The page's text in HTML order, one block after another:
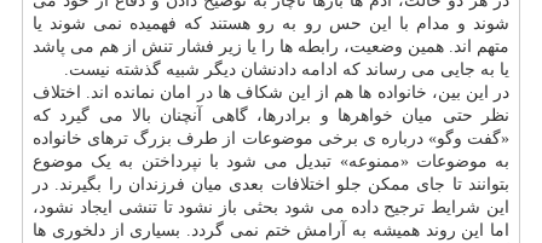
شوند و مدام با این حس رو به رو هستند که فهمیده نمی شوند یا
متهم اند. همین وضعیت، رابطه ها را یا زیر فشار تنش از هم می پاشد
یا به جایی می رساند که ادامه دادنشان دیگر شبیه گذشته نیست.
در این بین، خانواده ها هم از این شکاف ها در امان نمانده اند. اختلاف
نظر حتی میان خواهرها و برادرها، گاهی آنچنان بالا می گیرد که
«گفت وگو» درباره ی برخی موضوعات از طرف بزرگ ترهای خانواده
به موضوعات «ممنوعه» تبدیل می شود با نپرداختن به یک موضوع
بتوانند تا جای ممکن جلو اختلافات بعدی میان فرزندان را بگیرند. در
این شرایط ترجیح داده می شود بحثی باز نشود تا تنشی ایجاد نشود،
اما این روند همیشه به آرامش ختم نمی گردد. بسیاری از دلخوری ها